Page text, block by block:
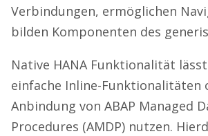
Verbindungen, ermöglichen
bilden Komponenten des
Native HANA Funktionalität
einfache Inline-Funktionalitäten
Anbindung von ABAP Managed
Procedures (AMDP) nutzen.